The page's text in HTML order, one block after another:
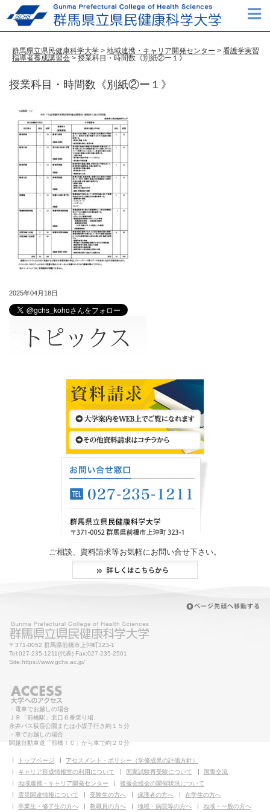
群馬県立県民健康科学大学 > 地域連携・キャリア開発センター > 看護学実習
指導者養成講習会 > 授業科目・時間数《別紙②ー１》
授業科目・時間数《別紙②ー１》
2025年04月18日
ご相談、資料請求等お気軽にお問い合せ下さい。
〒371-0052 群馬県前橋市上沖町323-1
Tel:027-235-1211(代表) Fax:027-235-2501
Site:https://www.gchs.ac.jp/
・電車でお越しの場合
ＪＲ「前橋駅」北口６番乗り場、
永井バス荻窪公園または小坂子行き約１５分
・車でお越しの場合
関越自動車道「前橋ＩＣ」から車で約２０分
トップページ
アセスメント・ポリシー（学修成果の評価方針）
キャリア形成情報室の利用について
国家試験再受験について
国際交流
地域連携・キャリア開発センター
後援会総会の開催状況について
震災関連情報について
受験生の方へ 保護者の方へ
在学生の方へ
卒業生・修了生の方へ
教職員の方へ 地域・病院等の方へ 地域・一般の方へ